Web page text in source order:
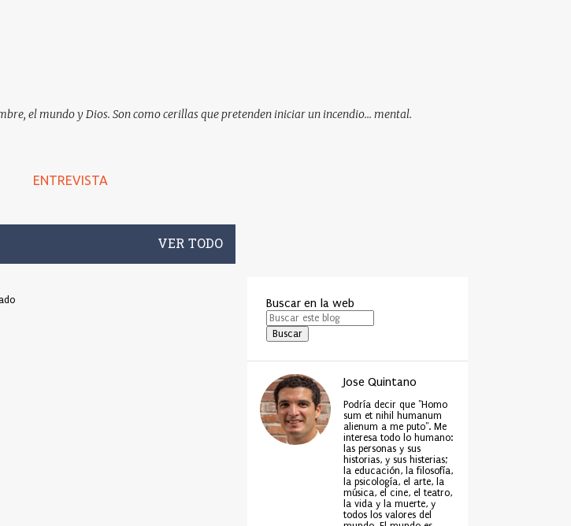
el mundo y Dios. Son como cerillas que pretenden iniciar un incendio... mental.
ENTREVISTA
VER TODO
Buscar en la web
Jose Quintano
Podría decir que "Homo
sum et nihil humanum
alienum a me puto". Me
interesa todo lo humano:
las personas y sus
historias, y sus histerias;
la educación, la filosofía,
la psicología, el arte, la
música, el cine, el teatro,
la vida y la muerte, y
todos los valores del